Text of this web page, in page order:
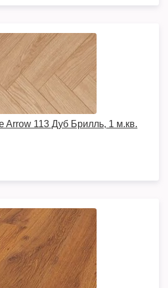
Arrow 113 Дуб Брилль, 1 м.кв.